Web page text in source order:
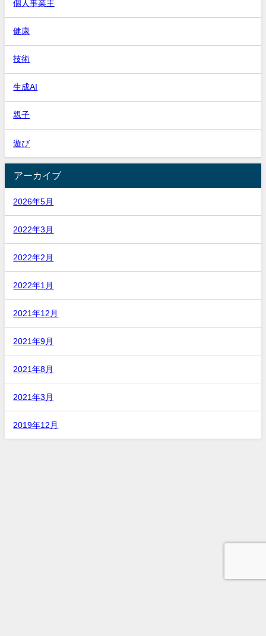
個人事業主
健康
技術
生成AI
親子
遊び
アーカイブ
2026年5月
2022年3月
2022年2月
2022年1月
2021年12月
2021年9月
2021年8月
2021年3月
2019年12月